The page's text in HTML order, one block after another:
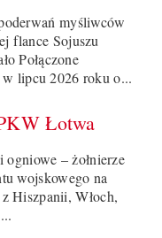
myśliwców
flance Sojuszu
Połączone
lipcu 2026 roku o...
Łotwa
– żołnierze
wojskowego na
Hiszpanii, Włoch,